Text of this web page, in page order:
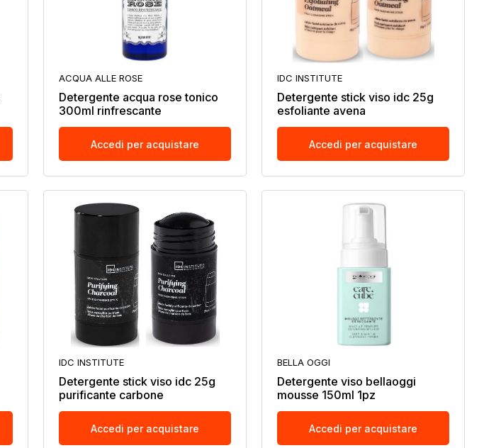
ACQUA ALLE ROSE
Detergente acqua rose tonico
300ml rinfrescante
Accedi per acquistare
IDC INSTITUTE
Detergente stick viso idc 25g
esfoliante avena
Accedi per acquistare
IDC INSTITUTE
Detergente stick viso idc 25g
purificante carbone
Accedi per acquistare
BELLA OGGI
Detergente viso bellaoggi
mousse 150ml 1pz
Accedi per acquistare